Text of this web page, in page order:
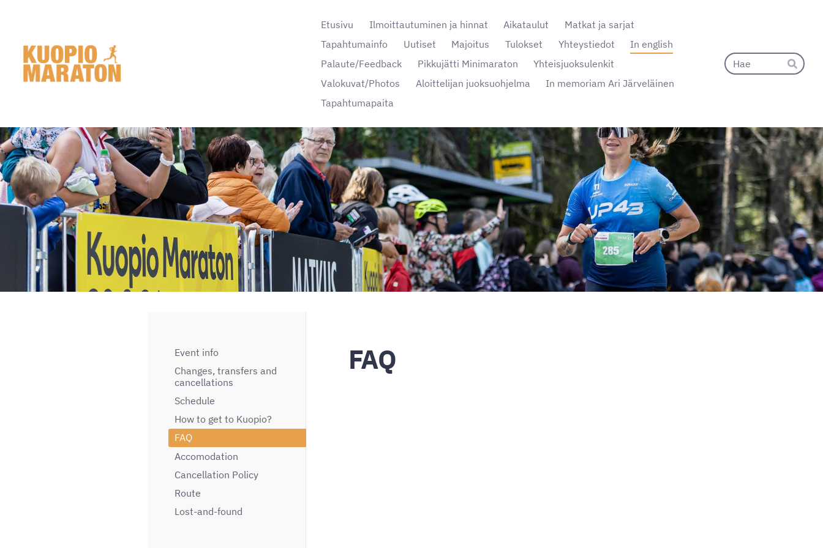
sisältöön
Kuopio Maraton - Pohjois-Savon Liikunta
Etusivu Ilmoittautuminen ja hinnat Aikataulut
Matkat ja sarjat
Tapahtumainfo
Uutiset Majoitus Tulokset Yhteystiedot
In english
Palaute/Feedback
Pikkujätti Minimaraton
Yhteisjuoksulenkit
Valokuvat/Photos
Aloittelijan juoksuohjelma
In memoriam Ari Järveläinen
Tapahtumapaita
Hae
Event info
Changes, transfers and
cancellations
Schedule
How to get to Kuopio?
FAQ
Accomodation
Cancellation Policy
Route
Lost-and-found
FAQ